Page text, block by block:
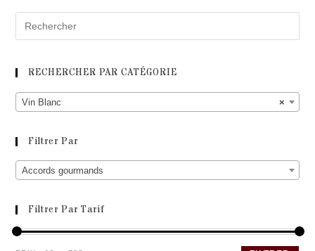
RECHERCHER PAR CATÉGORIE
×
Vin Blanc
Filtrer Par
Accords gourmands
Filtrer Par Tarif